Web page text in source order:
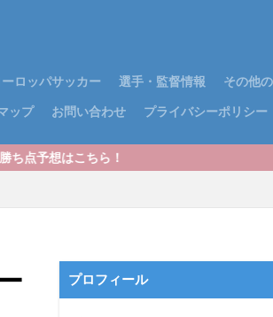
ーロッパサッカー 選手・監督情報
その他
ップ お問い合わせ プライバシーポリシー
プロフィール